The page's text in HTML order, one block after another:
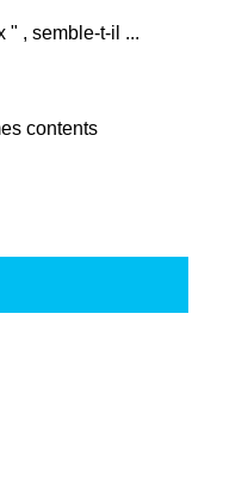
" , semble-t-il ...
contents